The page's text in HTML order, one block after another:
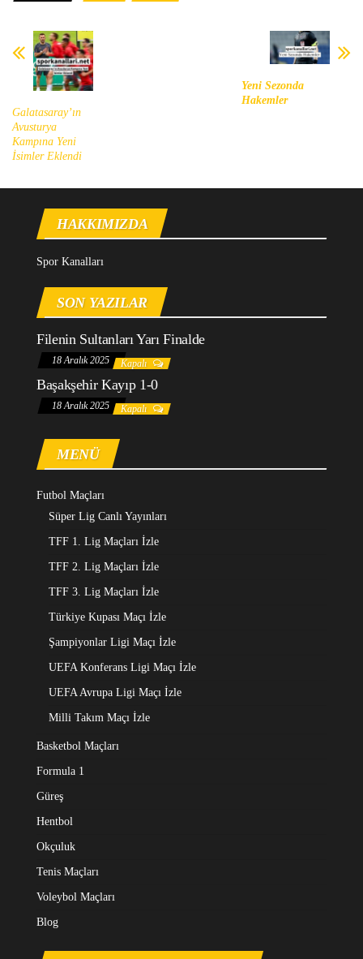
Galatasaray’ın
Avusturya
Kampına Yeni
İsimler Eklendi
Yeni Sezonda
Hakemler
HAKKIMIZDA
Spor Kanalları
SON YAZILAR
Filenin Sultanları Yarı Finalde
18 Aralık 2025 Kapalı
Başakşehir Kayıp 1-0
18 Aralık 2025 Kapalı
MENÜ
Futbol Maçları
Süper Lig Canlı Yayınları
TFF 1. Lig Maçları İzle
TFF 2. Lig Maçları İzle
TFF 3. Lig Maçları İzle
Türkiye Kupası Maçı İzle
Şampiyonlar Ligi Maçı İzle
UEFA Konferans Ligi Maçı İzle
UEFA Avrupa Ligi Maçı İzle
Milli Takım Maçı İzle
Basketbol Maçları
Formula 1
Güreş
Hentbol
Okçuluk
Tenis Maçları
Voleybol Maçları
Blog